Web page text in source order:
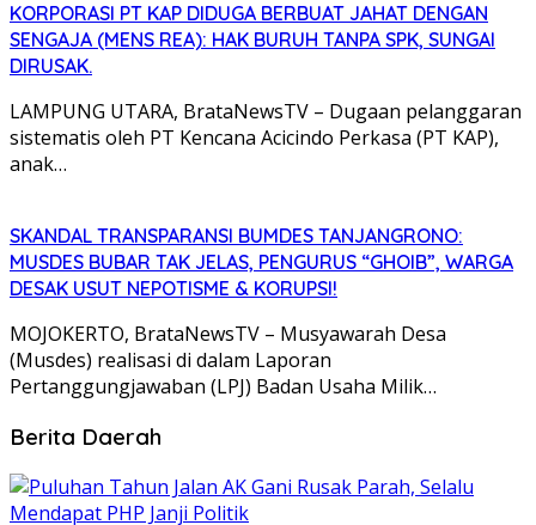
KORPORASI PT KAP DIDUGA BERBUAT JAHAT DENGAN
SENGAJA (MENS REA): HAK BURUH TANPA SPK, SUNGAI
DIRUSAK.
LAMPUNG UTARA, BrataNewsTV – Dugaan pelanggaran
sistematis oleh PT Kencana Acicindo Perkasa (PT KAP),
anak…
SKANDAL TRANSPARANSI BUMDES TANJANGRONO:
MUSDES BUBAR TAK JELAS, PENGURUS “GHOIB”, WARGA
DESAK USUT NEPOTISME & KORUPSI!
MOJOKERTO, BrataNewsTV – Musyawarah Desa
(Musdes) realisasi di dalam Laporan
Pertanggungjawaban (LPJ) Badan Usaha Milik…
Berita Daerah